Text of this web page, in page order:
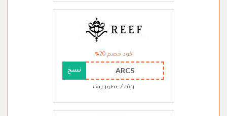
كود خصم 20%
ARC5 نسخ
ريف / عطور ريف